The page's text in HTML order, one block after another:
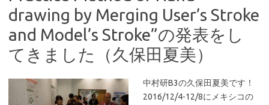
drawing by Merging User’s Stroke
and Model’s Stroke”の発表をし
てきました（久保田夏美）
中村研B3の久保田夏美です！
2016/12/4-12/8にメキシコの